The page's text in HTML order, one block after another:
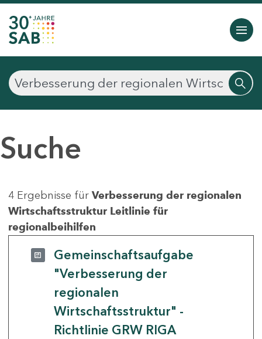
Suche
4 Ergebnisse für Verbesserung der regionalen
Wirtschaftsstruktur Leitlinie für
regionalbeihilfen
Gemeinschaftsaufgabe
"Verbesserung der
regionalen
Wirtschaftsstruktur" -
Richtlinie GRW RIGA